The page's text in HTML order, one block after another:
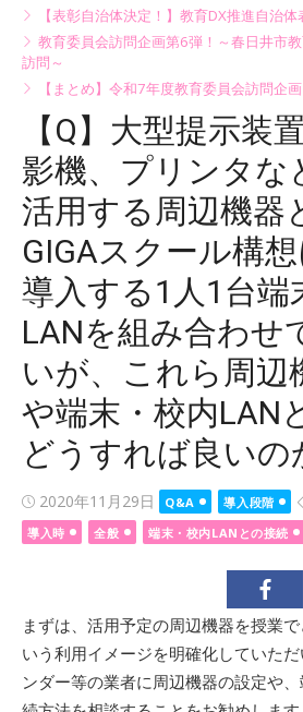
【表彰自治体決定！】教育DX推進自治
教育委員会訪問企画第6弾！～春日井市
訪問～
【まとめ】令和7年度教育委員会訪問企画
【Q】大型提示装
影機、プリンタな
活用する周辺機器
GIGAスクール構
導入する1人1台端
LANを組み合わせ
いが、これら周辺
や端末・校内LAN
どうすれば良いの
Posted
on
2020年11月29日 Q&A 導入段階
導入時
全般 端末・校内LANとの接続
まずは、活用予定の周辺機器を授業
いう利用イメージを明確化していた
ンダー等の業者に周辺機器の設定や